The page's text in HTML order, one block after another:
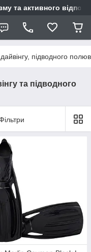
та активного
підводного
та підводного